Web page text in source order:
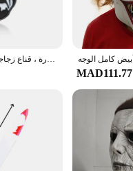
MAD111.77